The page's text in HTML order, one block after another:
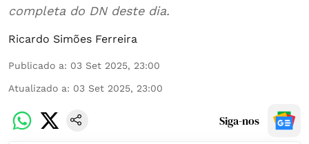
completa do DN deste dia.
Ricardo Simões Ferreira
Publicado a: 03 Set 2025, 23:00
Atualizado a: 03 Set 2025, 23:00
Siga-nos